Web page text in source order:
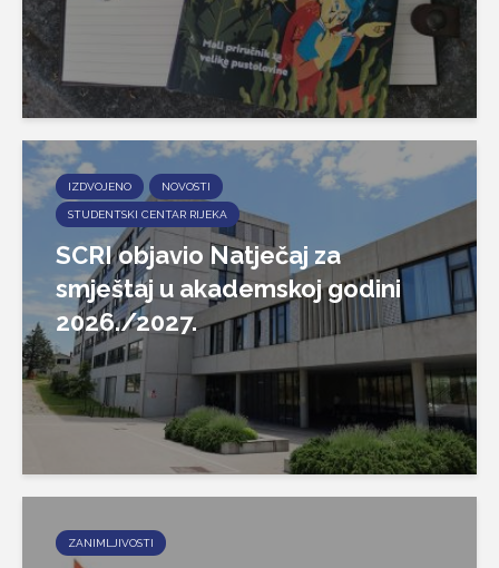
IZDVOJENO NOVOSTI
STUDENTSKI CENTAR RIJEKA
SCRI objavio Natječaj za
smještaj u akademskoj godini
2026./2027.
ZANIMLJIVOSTI